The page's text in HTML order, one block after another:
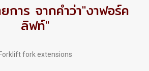
การ จากคำว่า"งาฟอร์ค
ลิฟท์"
fork extensions